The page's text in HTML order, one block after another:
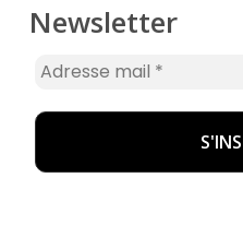
Newsletter